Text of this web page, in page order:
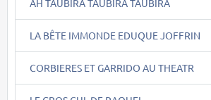
LA BÊTE IMMONDE EDUQUE JOFFRIN
CORBIERES ET GARRIDO AU THEATR